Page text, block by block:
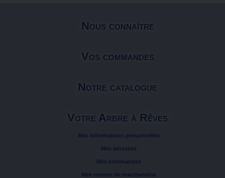
Nous connaître
Vos commandes
Notre catalogue
Votre Arbre à Rêves
Mes informations personnelles
Mes adresses
Mes commandes
Mes retours de marchandise